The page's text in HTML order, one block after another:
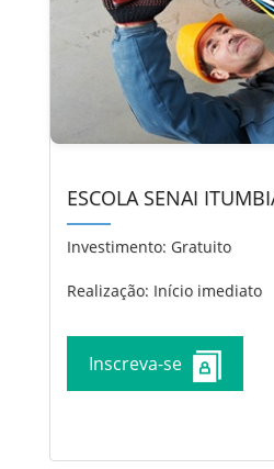
ESCOLA SENAI
Investimento: Gratuito
Realização: Início imediato
Inscreva-se